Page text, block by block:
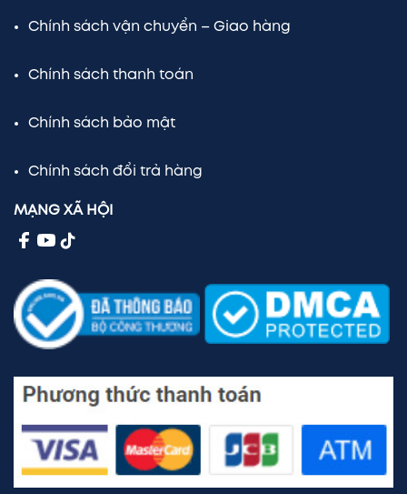
Chính sách vận chuyển – Giao hàng
Chính sách thanh toán
Chính sách bảo mật
Chính sách đổi trả hàng
MẠNG XÃ HỘI